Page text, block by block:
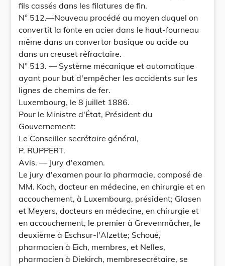
fils cassés dans les filatures de fin.
N° 512.—Nouveau procédé au moyen duquel on
convertit la fonte en acier dans le haut-fourneau
même dans un convertor basique ou acide ou
dans un creuset réfractaire.
N° 513. — Système mécanique et automatique
ayant pour but d'empêcher les accidents sur les
lignes de chemins de fer.
Luxembourg, le 8 juillet 1886.
Pour le Ministre d'État, Président du
Gouvernement:
Le Conseiller secrétaire général,
P. RUPPERT.
Avis. — Jury d'examen.
Le jury d'examen pour la pharmacie, composé de
MM. Koch, docteur en médecine, en chirurgie et en
accouchement, à Luxembourg, président; Glasen
et Meyers, docteurs en médecine, en chirurgie et
en accouchement, le premier à Grevenmâcher, le
deuxième à Eschsur-l'Alzette; Schoué,
pharmacien à Eich, membres, et Nelles,
pharmacien à Diekirch, membresecrétaire, se